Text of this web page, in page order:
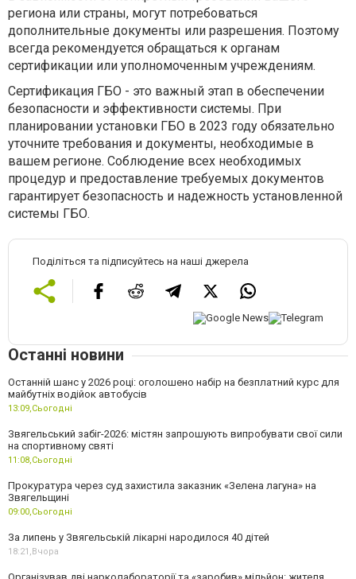
региона или страны, могут потребоваться
дополнительные документы или разрешения. Поэтому
всегда рекомендуется обращаться к органам
сертификации или уполномоченным учреждениям.
Сертификация ГБО - это важный этап в обеспечении
безопасности и эффективности системы. При
планировании установки ГБО в 2023 году обязательно
уточните требования и документы, необходимые в
вашем регионе. Соблюдение всех необходимых
процедур и предоставление требуемых документов
гарантирует безопасность и надежность установленной
системы ГБО.
Поділіться та підписуйтесь на наші джерела
Останні новини
Останній шанс у 2026 році: оголошено набір на безплатний курс для
майбутніх водійок автобусів
13:09,Сьогодні
Звягельський забіг-2026: містян запрошують випробувати свої сили
на спортивному святі
11:08,Сьогодні
Прокуратура через суд захистила заказник «Зелена лагуна» на
Звягельщині
09:00,Сьогодні
За липень у Звягельській лікарні народилося 40 дітей
18:21,Вчора